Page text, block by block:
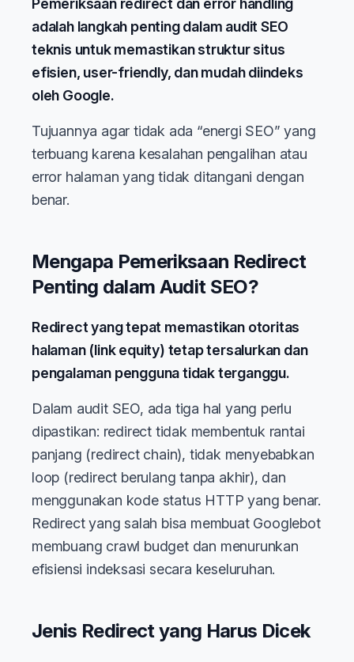
Pemeriksaan redirect dan error handling
adalah langkah penting dalam audit SEO
teknis untuk memastikan struktur situs
efisien, user-friendly, dan mudah diindeks
oleh Google.
Tujuannya agar tidak ada “energi SEO” yang
terbuang karena kesalahan pengalihan atau
error halaman yang tidak ditangani dengan
benar.
Mengapa Pemeriksaan Redirect
Penting dalam Audit SEO?
Redirect yang tepat memastikan otoritas
halaman (link equity) tetap tersalurkan dan
pengalaman pengguna tidak terganggu.
Dalam audit SEO, ada tiga hal yang perlu
dipastikan: redirect tidak membentuk rantai
panjang (redirect chain), tidak menyebabkan
loop (redirect berulang tanpa akhir), dan
menggunakan kode status HTTP yang benar.
Redirect yang salah bisa membuat Googlebot
membuang crawl budget dan menurunkan
efisiensi indeksasi secara keseluruhan.
Jenis Redirect yang Harus Dicek